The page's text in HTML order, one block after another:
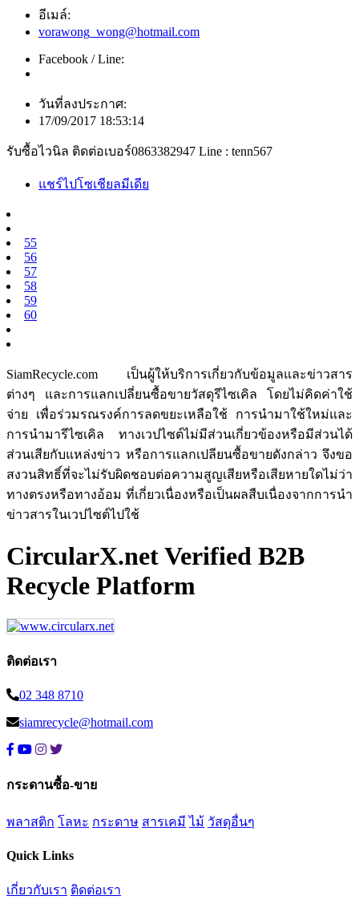
อีเมล์:
vorawong_wong@hotmail.com
Facebook / Line:
วันที่ลงประกาศ:
17/09/2017 18:53:14
รับซื้อไวนิล ติดต่อเบอร์0863382947 Line : tenn567
แชร์ไปโซเชียลมีเดีย
55
56
57
58
59
60
SiamRecycle.com เป็นผู้ให้บริการเกี่ยวกับข้อมูลและข่าวสาร
ต่างๆ และการแลกเปลี่ยนซื้อขายวัสดุรีไซเคิล โดยไม่คิดค่าใช้
จ่าย เพื่อร่วมรณรงค์การลดขยะเหลือใช้ การนำมาใช้ใหม่และ
การนำมารีไซเคิล ทางเวปไซต์ไม่มีส่วนเกี่ยวข้องหรือมีส่วนได้
ส่วนเสียกับแหล่งข่าว หรือการแลกเปลียนซื้อขายดังกล่าว จึงขอ
สงวนสิทธิ์ที่จะไม่รับผิดชอบต่อความสูญเสียหรือเสียหายใดไม่ว่า
ทางตรงหรือทางอ้อม ที่เกี่ยวเนื่องหรือเป็นผลสืบเนื่องจากการนำ
ข่าวสารในเวปไซต์ไปใช้
CircularX.net Verified B2B
Recycle Platform
ติดต่อเรา
02 348 8710
siamrecycle@hotmail.com
กระดานซื้อ-ขาย
พลาสติก โลหะ กระดาษ สารเคมี ไม้ วัสดุอื่นๆ
Quick Links
เกี่ยวกับเรา ติดต่อเรา